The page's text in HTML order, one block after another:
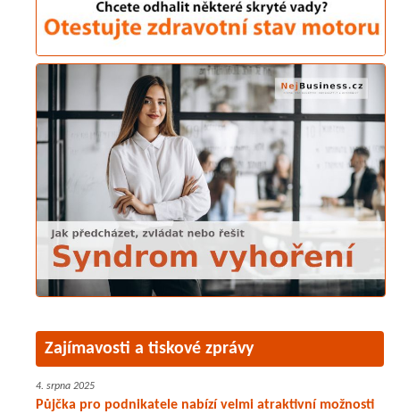
Zajímavosti a tiskové zprávy
4. srpna 2025
Půjčka pro podnikatele nabízí velmi atraktivní možnosti